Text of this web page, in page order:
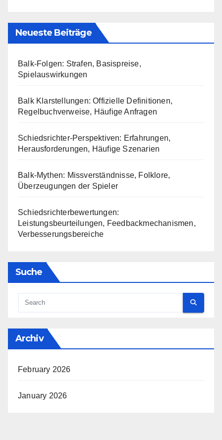
Neueste Beiträge
Balk-Folgen: Strafen, Basispreise,
Spielauswirkungen
Balk Klarstellungen: Offizielle Definitionen,
Regelbuchverweise, Häufige Anfragen
Schiedsrichter-Perspektiven: Erfahrungen,
Herausforderungen, Häufige Szenarien
Balk-Mythen: Missverständnisse, Folklore,
Überzeugungen der Spieler
Schiedsrichterbewertungen:
Leistungsbeurteilungen, Feedbackmechanismen,
Verbesserungsbereiche
Suche
Archiv
February 2026
January 2026